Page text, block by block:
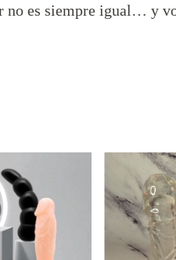
no es siempre igual… y